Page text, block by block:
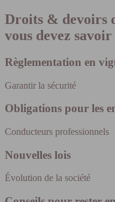
Droits & devoirs
vous devez savoir
Règlementation en
Garantir la sécurité
Obligations pour les
Conducteurs professionnels
Nouvelles lois
Évolution de la société